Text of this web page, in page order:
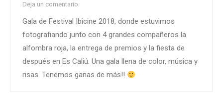
Deja un comentario
Gala de Festival Ibicine 2018, donde estuvimos
fotografiando junto con 4 grandes compañeros la
alfombra roja, la entrega de premios y la fiesta de
después en Es Caliú. Una gala llena de color, música y
risas. Tenemos ganas de más!!